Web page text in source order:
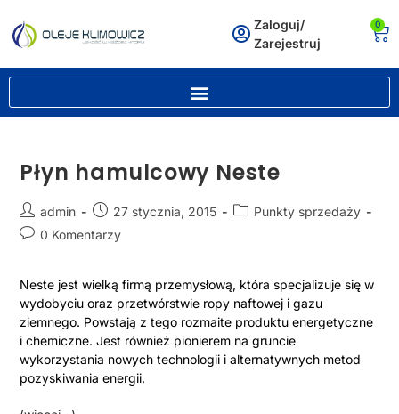
Zaloguj/
Zarejestruj
0
Płyn hamulcowy Neste
admin 27 stycznia, 2015
Punkty sprzedaży
0 Komentarzy
Neste jest wielką firmą przemysłową, która specjalizuje się w
wydobyciu oraz przetwórstwie ropy naftowej i gazu
ziemnego. Powstają z tego rozmaite produktu energetyczne
i chemiczne. Jest również pionierem na gruncie
wykorzystania nowych technologii i alternatywnych metod
pozyskiwania energii.